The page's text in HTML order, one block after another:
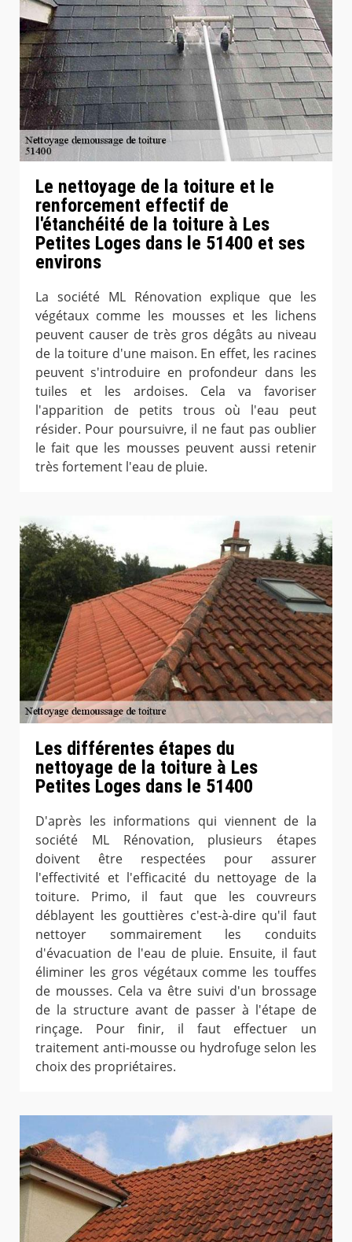
Le nettoyage de la toiture et le
renforcement effectif de
l'étanchéité de la toiture à Les
Petites Loges dans le 51400 et ses
environs
La société ML Rénovation explique que les
végétaux comme les mousses et les lichens
peuvent causer de très gros dégâts au niveau
de la toiture d'une maison. En effet, les racines
peuvent s'introduire en profondeur dans les
tuiles et les ardoises. Cela va favoriser
l'apparition de petits trous où l'eau peut
résider. Pour poursuivre, il ne faut pas oublier
le fait que les mousses peuvent aussi retenir
très fortement l'eau de pluie.
Les différentes étapes du
nettoyage de la toiture à Les
Petites Loges dans le 51400
D'après les informations qui viennent de la
société ML Rénovation, plusieurs étapes
doivent être respectées pour assurer
l'effectivité et l'efficacité du nettoyage de la
toiture. Primo, il faut que les couvreurs
déblayent les gouttières c'est-à-dire qu'il faut
nettoyer sommairement les conduits
d'évacuation de l'eau de pluie. Ensuite, il faut
éliminer les gros végétaux comme les touffes
de mousses. Cela va être suivi d'un brossage
de la structure avant de passer à l'étape de
rinçage. Pour finir, il faut effectuer un
traitement anti-mousse ou hydrofuge selon les
choix des propriétaires.